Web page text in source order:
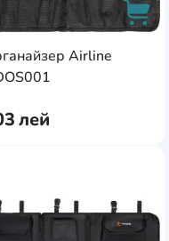
Airline
лей